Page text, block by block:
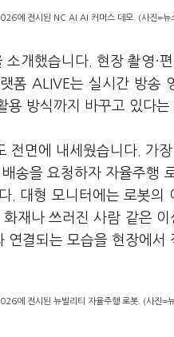
에 전시된 NC AI AI 커머스 데모. (사진=뉴
소개했습니다. 현장 촬영·
폼 ALIVE는 실시간 방송
방식까지 바꾸고 있다는
전면에 내세웠습니다. 가
송을 요청하자 자율주
. 대형 모니터에는 로봇
재나 쓰러진 사람 같은
연결되는 모습을 현장에서
에 전시된 뉴빌리티 자율주행 로봇. (사진=